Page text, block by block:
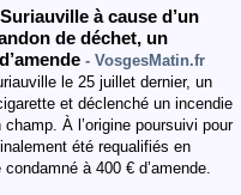
à cause d’un
de déchet, un
- VosgesMatin.fr
le 25 juillet dernier, un
et déclenché un incendie
À l’origine poursuivi pour
été requalifiés en
à 400 € d’amende.